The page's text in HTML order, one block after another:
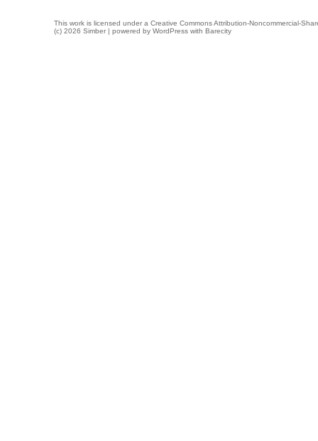
This work is licensed under a Creative Commons Attribution-Noncommercial-
(c) 2026 Simber | powered by WordPress with Barecity